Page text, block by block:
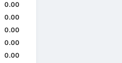
0.00
0.00
0.00
0.00
0.00